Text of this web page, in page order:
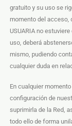
gratuito y su uso se
momento del acceso,
USUARIA no
uso, deberá
mismo, pudiendo
cualquier duda en
En cualquier
configuración de
suprimirla de la Red,
todo ello de forma